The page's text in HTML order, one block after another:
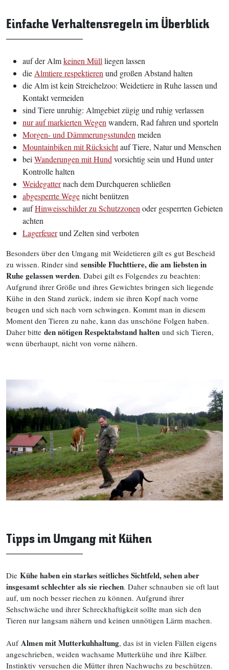
Einfache Verhaltensregeln im Überblick
auf der Almkeinen Müll liegen lassen
die Almtiere respektieren und großen Abstand halten
die Alm ist kein Streichelzoo: Weidetiere in Ruhe lassen und
Kontakt vermeiden
sind Tiere unruhig: Almgebiet zügig und ruhig verlassen
nur auf markierten Wegen wandern, Rad fahren und sporteln
Morgen- und Dämmerungsstunden meiden
Mountainbiken mit Rücksichtauf Tiere, Natur und Menschen
bei Wanderungen mit Hund vorsichtig sein und Hund unter
Kontrolle halten
Weidegatternach dem Durchqueren schließen
abgesperrte Wegenicht benützen
aufHinweisschilder zu Schutzzonen oder gesperrten Gebieten
achten
Lagerfeuerund Zelten sind verboten
Besonders über den Umgang mit Weidetieren gilt es gut Bescheid
zu wissen. Rinder sind sensible Fluchttiere, die am liebsten in
Ruhe gelassen werden. Dabei gilt es Folgendes zu beachten:
Aufgrund ihrer Größe und ihres Gewichtes bringen sich liegende
Kühe in den Stand zurück, indem sie ihren Kopf nach vorne
beugen und sich nach vorn schwingen. Kommt man in diesem
Moment den Tieren zu nahe, kann das unschöne Folgen haben.
Daher bitte den nötigen Respektabstand halten und sich Tieren,
wenn überhaupt, nicht von vorne nähern.
Tipps im Umgang mit Kühen
Die Kühe haben ein starkes seitliches Sichtfeld, sehen aber
insgesamt schlechter als sie riechen. Daher schnauben sie oft laut
auf, um noch besser riechen zu können. Aufgrund ihrer
Sehschwäche und ihrer Schreckhaftigkeit sollte man sich den
Tieren nur langsam nähern und keinen unnötigen Lärm machen.
Auf Almen mit Mutterkuhhaltung, das ist in vielen Fällen eigens
angeschrieben, weiden wachsame Mutterkühe und ihre Kälber.
Instinktiv versuchen die Mütter ihren Nachwuchs zu beschützen.